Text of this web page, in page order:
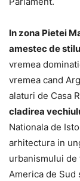
In zona Pietei
amestec de
vremea
vremea cand
alaturi de Casa
cladirea
Nationala de
arhitectura in
urbanismului
America de Sud